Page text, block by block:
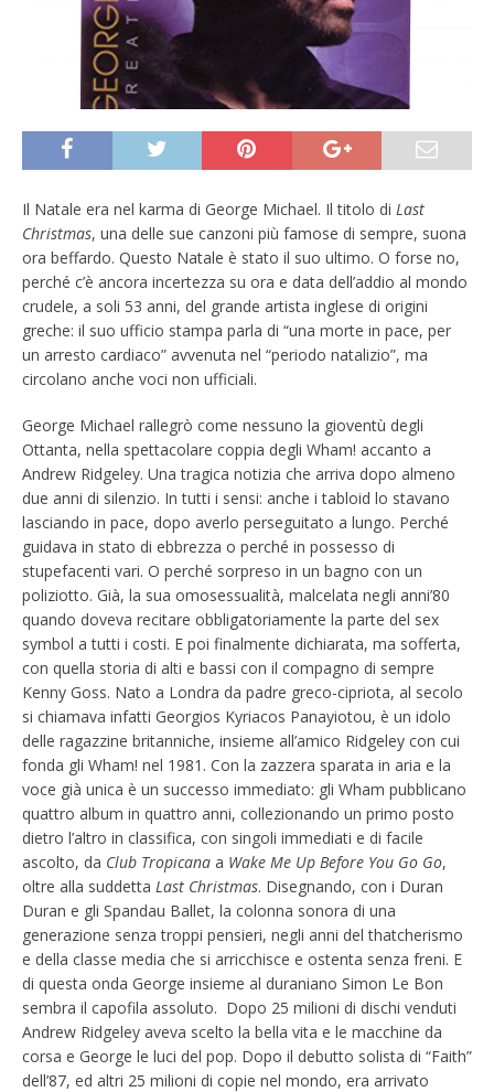
Il Natale era nel karma di George Michael. Il titolo di Last
Christmas, una delle sue canzoni più famose di sempre, suona
ora beffardo. Questo Natale è stato il suo ultimo. O forse no,
perché c’è ancora incertezza su ora e data dell’addio al mondo
crudele, a soli 53 anni, del grande artista inglese di origini
greche: il suo ufficio stampa parla di “una morte in pace, per
un arresto cardiaco” avvenuta nel “periodo natalizio”, ma
circolano anche voci non ufficiali.
George Michael rallegrò come nessuno la gioventù degli
Ottanta, nella spettacolare coppia degli Wham! accanto a
Andrew Ridgeley. Una tragica notizia che arriva dopo almeno
due anni di silenzio. In tutti i sensi: anche i tabloid lo stavano
lasciando in pace, dopo averlo perseguitato a lungo. Perché
guidava in stato di ebbrezza o perché in possesso di
stupefacenti vari. O perché sorpreso in un bagno con un
poliziotto. Già, la sua omosessualità, malcelata negli anni’80
quando doveva recitare obbligatoriamente la parte del sex
symbol a tutti i costi. E poi finalmente dichiarata, ma sofferta,
con quella storia di alti e bassi con il compagno di sempre
Kenny Goss. Nato a Londra da padre greco-cipriota, al secolo
si chiamava infatti Georgios Kyriacos Panayiotou, è un idolo
delle ragazzine britanniche, insieme all’amico Ridgeley con cui
fonda gli Wham! nel 1981. Con la zazzera sparata in aria e la
voce già unica è un successo immediato: gli Wham pubblicano
quattro album in quattro anni, collezionando un primo posto
dietro l’altro in classifica, con singoli immediati e di facile
ascolto, da Club Tropicana a Wake Me Up Before You Go Go,
oltre alla suddetta Last Christmas. Disegnando, con i Duran
Duran e gli Spandau Ballet, la colonna sonora di una
generazione senza troppi pensieri, negli anni del thatcherismo
e della classe media che si arricchisce e ostenta senza freni. E
di questa onda George insieme al duraniano Simon Le Bon
sembra il capofila assoluto. Dopo 25 milioni di dischi venduti
Andrew Ridgeley aveva scelto la bella vita e le macchine da
corsa e George le luci del pop. Dopo il debutto solista di “Faith”
dell’87, ed altri 25 milioni di copie nel mondo, era arrivato